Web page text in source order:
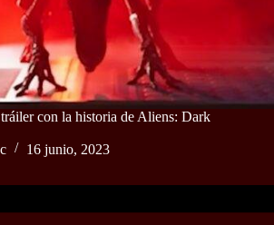
con la historia de Aliens: Dark
16 junio, 2023